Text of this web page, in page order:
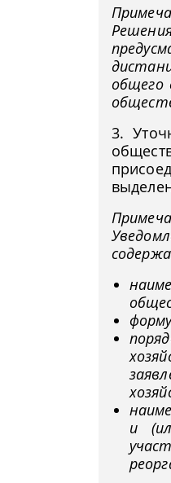
общего
3.
и